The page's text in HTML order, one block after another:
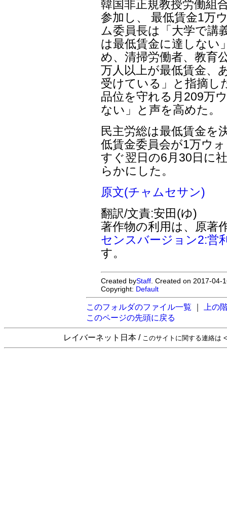
韓国非正規教授労働組
参加し、 最低賃金1万
ム委員長は「大学で講
は最低賃金に達しない
め、清掃労働者、教育
万人以上が最低賃金、
受けている」と指摘し
品位を守れる月209万
ない」と声を高めた。
民主労総は最低賃金を
低賃金委員会が1万ウ
すぐ翌日の6月30日に
らかにした。
原文(チャムセサン)
翻訳/文責:安田(ゆ)
著作物の利用は、原著
センスバージョン2:営
す。
Created byStaff . Created on 2017-
Copyright: Default
このフォルダのファイル一覧
上の
このページの先頭に戻る
レイバーネット日本 / このサイトに関する連絡は